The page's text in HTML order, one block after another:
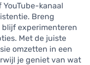
kanaal
Breng
experimenteren
Met de juiste
omzetten in een
je geniet van wat